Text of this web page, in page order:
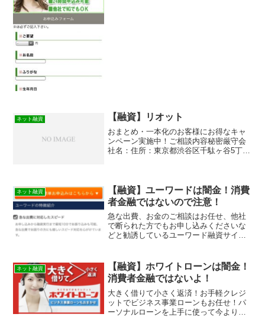
ネット融資 【融資】リオット
おまとめ・一本化のお客様にお得なキャ
ンペーン実施中！ご相談内容秘密厳守会
社名：住所：東京都渋谷区千駄ヶ谷5丁目
ネット融資
【融資】ユーワードは闇金！消費
者金融ではないので注意！
急な出費、お金のご相談はお任せ、他社
で断られた方でもお申し込みくださいな
どと勧誘しているユーワード融資サイト
うにしましょう。まともにお金を借りれ
ません！この記事は闇金の見分け方やそ
の手口や嫌がらせなどを実際に体験をも
とに紹介しています。優良で審査の柔軟
な貸金業者の紹介と新しい審査なしも資
金調達方法も紹介しています！
ネット融資
【融資】ホワイトローンは闇金！
消費者金融ではないよ！
大きく借りて小さく返済！お手軽クレジ
ットでビジネス事業ローンもお任せ！パ
ーソナルローンを上手に使って今よりア